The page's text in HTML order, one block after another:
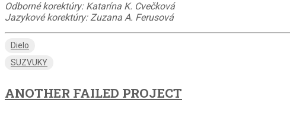
Odborné korektúry: Katarína K. Cvečková
Jazykové korektúry: Zuzana A. Ferusová
Dielo
SUZVUKY
ANOTHER FAILED PROJECT